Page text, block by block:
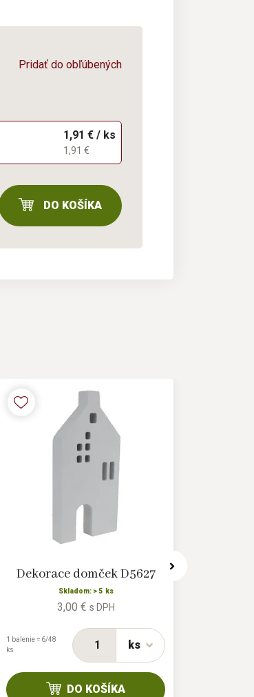
Pridať do obľúbených
1,91 € / ks
1,91 €
DO KOŠÍKA
Dekorace domček D5627
Skladom: > 5 ks
3,00 € s DPH
ks
1 balenie = 6/48
ks
DO KOŠÍKA